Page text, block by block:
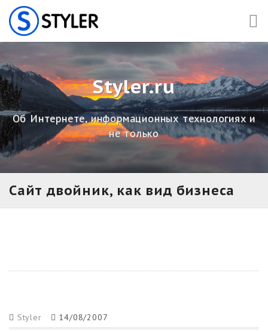
Skip
to
content
Styler.ru
Об Интернете, информационных технологиях и
не только
Сайт двойник, как вид бизнеса
Styler 14/08/2007